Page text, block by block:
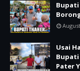
Bupati
Usai
Bupati
Pater